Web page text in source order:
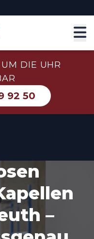
DIE UHR
92 50
–